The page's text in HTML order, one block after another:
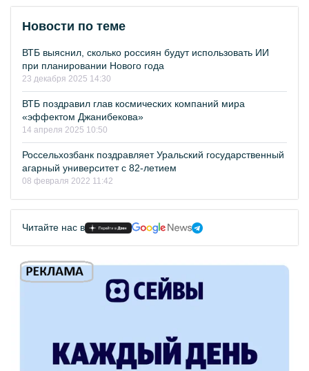
Новости по теме
ВТБ выяснил, сколько россиян будут использовать ИИ
при планировании Нового года
23 декабря 2025 14:30
ВТБ поздравил глав космических компаний мира
«эффектом Джанибекова»
14 апреля 2025 10:50
Россельхозбанк поздравляет Уральский государственный
агарный университет с 82-летием
08 февраля 2022 11:42
Читайте нас в